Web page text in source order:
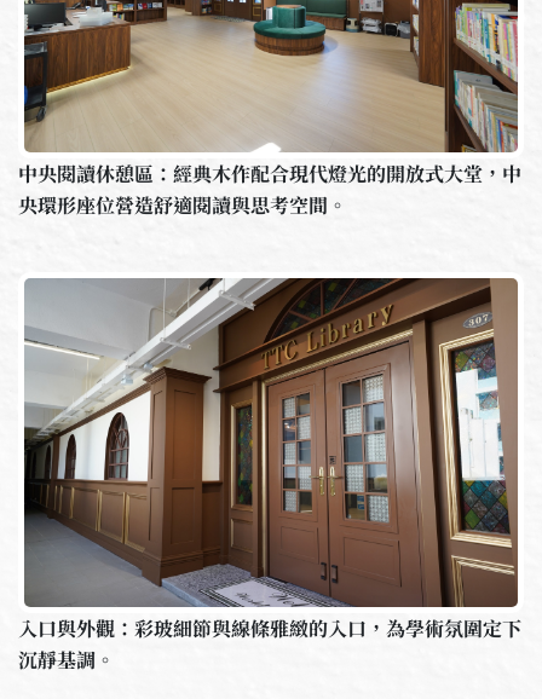
中央閱讀休憩區：經典木作配合現代燈光的開放式大堂，中
央環形座位營造舒適閱讀與思考空間。
入口與外觀：彩玻細節與線條雅緻的入口，為學術氛圍定下
沉靜基調。